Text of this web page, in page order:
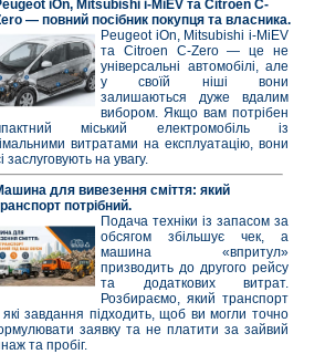
iOn, Mitsubishi i-MiEV та Citroen C-
— повний посібник покупця та власника.
Peugeot iOn, Mitsubishi i-MiEV
та Citroen C-Zero — це не
універсальні автомобілі, але
у своїй ніші вони
залишаються дуже вдалим
вибором. Якщо вам потрібен
міський електромобіль із
витратами на експлуатацію, вони
заслуговують на увагу.
для вивезення сміття: який
потрібний.
Подача техніки із запасом за
обсягом збільшує чек, а
машина «впритул»
призводить до другого рейсу
та додаткових витрат.
Розбираємо, який транспорт
які завдання підходить, щоб ви могли точно
заявку та не платити за зайвий
та пробіг.